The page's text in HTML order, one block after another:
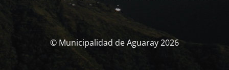
© Municipalidad de Aguaray 2026